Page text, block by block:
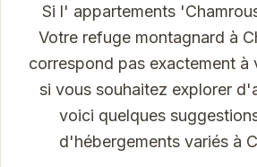
Si l' appartements
Votre refuge montagnard à
correspond pas exactement à
si vous souhaitez explorer
voici quelques
d'hébergements variés à